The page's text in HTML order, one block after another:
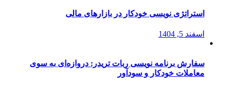
استراتژی‌ نویسی خودکار در بازارهای مالی
اسفند 5, 1404
سفارش برنامه نویسی ربات تریدر: دروازه‌ای به سوی
معاملات خودکار و سودآور